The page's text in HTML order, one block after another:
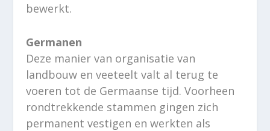
bewerkt.
Germanen
Deze manier van organisatie van
landbouw en veeteelt valt al terug te
voeren tot de Germaanse tijd. Voorheen
rondtrekkende stammen gingen zich
permanent vestigen en werkten als